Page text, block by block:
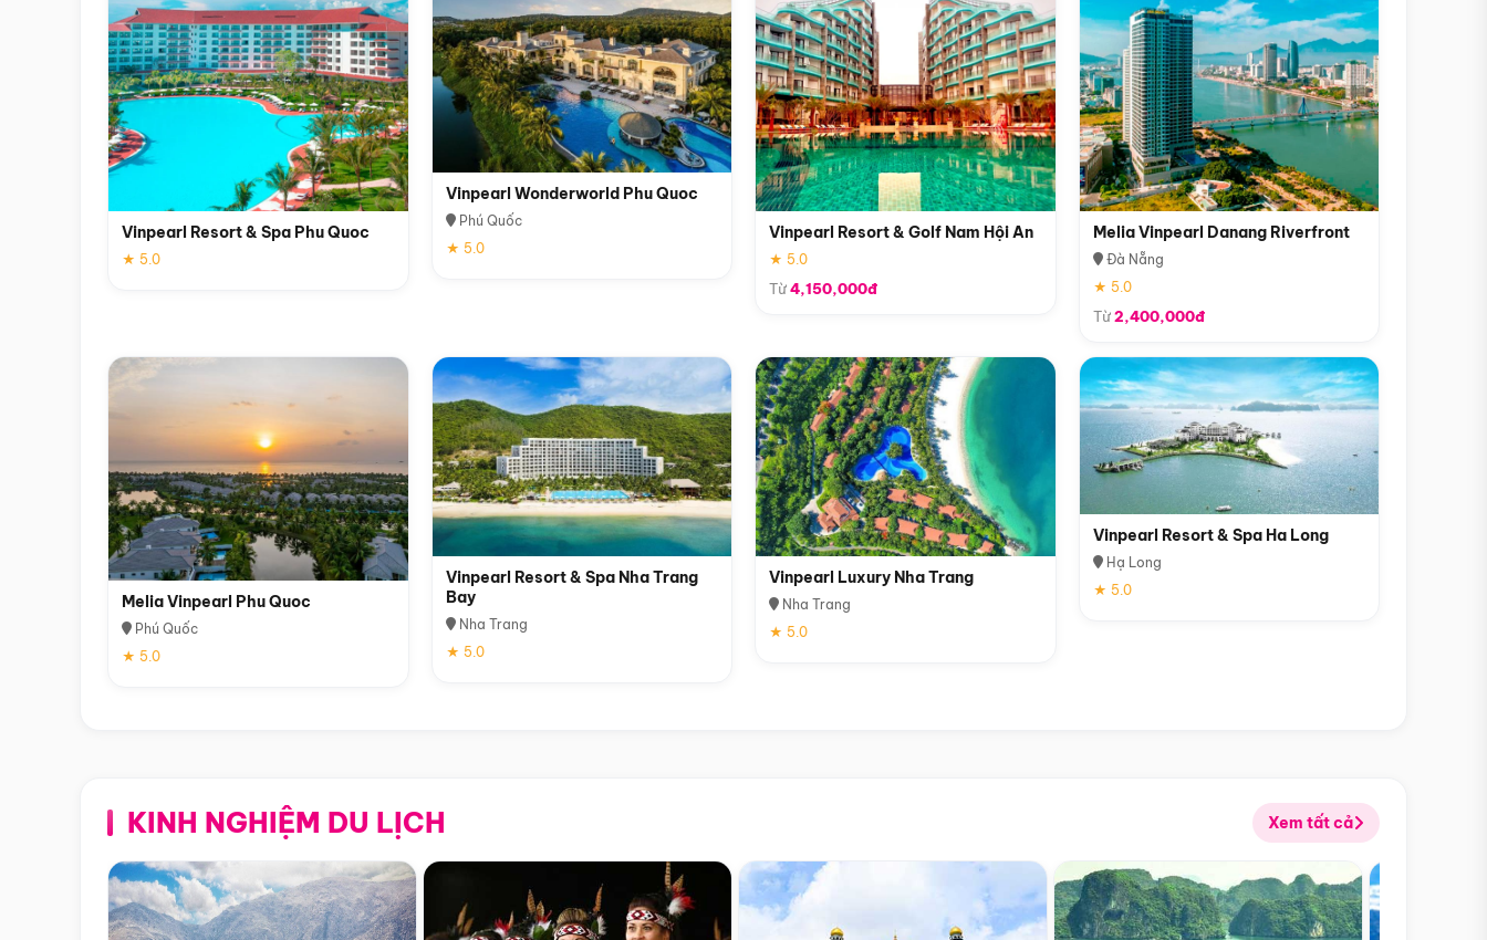
Vinpearl Resort & Spa Phu Quoc
★ 5.0
Vinpearl Wonderworld Phu Quoc
Phú Quốc
★ 5.0
Vinpearl Resort & Golf Nam Hội An
★ 5.0
Từ4,150,000đ
Melia Vinpearl Danang Riverfront
Đà Nẵng
★ 5.0
Từ2,400,000đ
Melia Vinpearl Phu Quoc
Phú Quốc
★ 5.0
Vinpearl Resort & Spa Nha Trang
Bay
Nha Trang
★ 5.0
Vinpearl Luxury Nha Trang
Nha Trang
★ 5.0
Vinpearl Resort & Spa Ha Long
Hạ Long
★ 5.0
KINH NGHIỆM DU LỊCH Xem tất cả